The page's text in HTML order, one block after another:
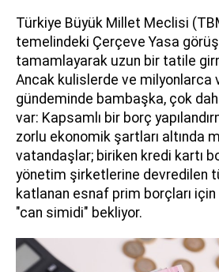
Türkiye Büyük Millet Meclisi
temelindeki Çerçeve Yasa
tamamlayarak uzun bir tatile
Ancak kulislerde ve milyonlarca
gündeminde bambaşka, çok
var: Kapsamlı bir borç
zorlu ekonomik şartları altında
vatandaşlar; biriken kredi kartı
yönetim şirketlerine devredilen
katlanan esnaf prim borçları
"can simidi" bekliyor.